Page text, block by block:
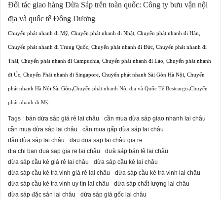
Đối tác giao hàng Dừa Sáp trên toàn quốc: Công ty bưu vận nội
địa và quốc tế Đông Dương
Chuyển phát nhanh đi Mỹ Chuyển phát nhanh đi Nhật Chuyển phát nhanh đi Hàn
Chuyển phát nhanh đi Trung Quốc Chuyển phát nhanh đi Đức Chuyển phát nhanh đi
Thái Chuyển phát nhanh đi Campuchia Chuyển phát nhanh đi Lào Chuyển phát nhanh
đi Úc Chuyển Phát nhanh đi Singapore Chuyển phát nhanh Sài Gòn Hà Nội Chuyển
phát nhanh Hà Nội Sài Gòn,Chuyển phát nhanh Nội địa và Quốc Tế Bestcargo,Chuyển
phát nhanh đi Mỹ
Tags : bán dừa sáp giá rẻ lai châu
cần mua dừa sáp giao nhanh lai châu
cần mua dừa sáp lai châu
cần mua gấp dừa sáp lai châu
dầu dừa sáp lai châu
dau dua sap lai châu gia re
dia chi ban dua sap gia re lai châu
dưà sáp bán lẻ lai châu
dừa sáp cầu kè giá rẻ lai châu
dừa sáp cầu kè lai châu
dừa sáp cầu kè trà vinh giá rẻ lai châu
dừa sáp cầu kè trà vinh lai châu
dừa sáp cầu kè trà vinh uy tín lai châu
dừa sáp chất lượng lai châu
dừa sáp đặc sản lai châu
dừa sáp giá gốc lai châu